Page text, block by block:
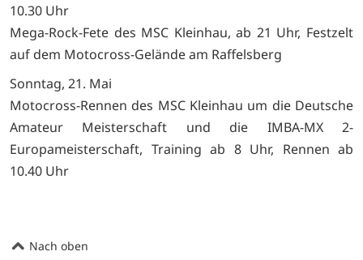
10.30 Uhr
Mega-Rock-Fete des MSC Kleinhau, ab 21 Uhr, Festzelt
auf dem Motocross-Gelände am Raffelsberg
Sonntag, 21. Mai
Motocross-Rennen des MSC Kleinhau um die Deutsche
Amateur Meisterschaft und die IMBA-MX 2-
Europameisterschaft, Training ab 8 Uhr, Rennen ab
10.40 Uhr
Nach oben